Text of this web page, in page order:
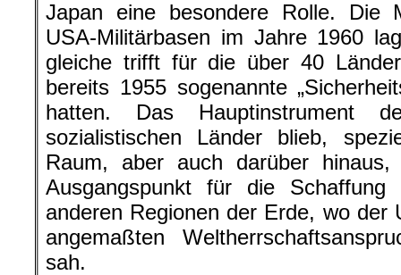
Japan eine besondere Rolle. Die
USA-Militärbasen im Jahre 1960
gleiche trifft für die über 40
bereits 1955 sogenannte
hatten. Das Hauptinstrument
sozialistischen Länder blieb,
Raum, aber auch darüber
Ausgangspunkt für die Schaffung
anderen Regionen der Erde, wo der
angemaßten
sah.